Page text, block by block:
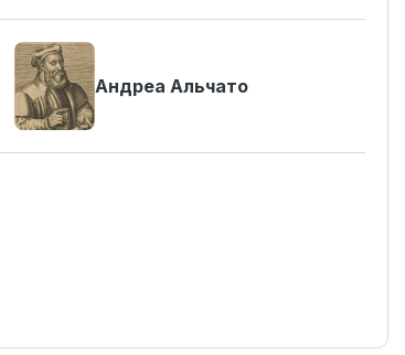
Андреа Альчато